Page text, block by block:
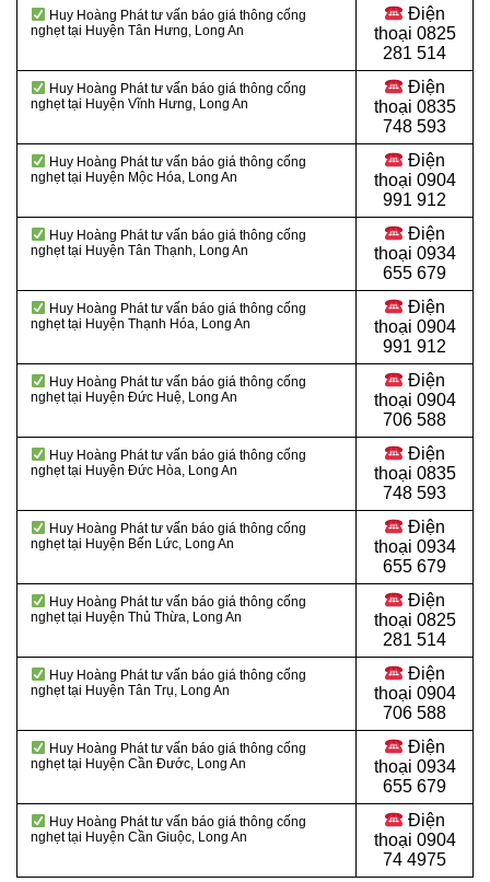
Huy Hoàng Phát tư vấn báo giá thông cống
nghẹt tại Huyện Tân Hưng, Long An
Điện
thoại 0825
281 514
Huy Hoàng Phát tư vấn báo giá thông cống
nghẹt tại Huyện Vĩnh Hưng, Long An
Điện
thoại 0835
748 593
Huy Hoàng Phát tư vấn báo giá thông cống
nghẹt tại Huyện Mộc Hóa, Long An
Điện
thoại 0904
991 912
Huy Hoàng Phát tư vấn báo giá thông cống
nghẹt tại Huyện Tân Thạnh, Long An
Điện
thoại 0934
655 679
Huy Hoàng Phát tư vấn báo giá thông cống
nghẹt tại Huyện Thạnh Hóa, Long An
Điện
thoại 0904
991 912
Huy Hoàng Phát tư vấn báo giá thông cống
nghẹt tại Huyện Đức Huệ, Long An
Điện
thoại 0904
706 588
Huy Hoàng Phát tư vấn báo giá thông cống
nghẹt tại Huyện Đức Hòa, Long An
Điện
thoại 0835
748 593
Huy Hoàng Phát tư vấn báo giá thông cống
nghẹt tại Huyện Bến Lức, Long An
Điện
thoại 0934
655 679
Huy Hoàng Phát tư vấn báo giá thông cống
nghẹt tại Huyện Thủ Thừa, Long An
Điện
thoại 0825
281 514
Huy Hoàng Phát tư vấn báo giá thông cống
nghẹt tại Huyện Tân Trụ, Long An
Điện
thoại 0904
706 588
Huy Hoàng Phát tư vấn báo giá thông cống
nghẹt tại Huyện Cần Đước, Long An
Điện
thoại 0934
655 679
Huy Hoàng Phát tư vấn báo giá thông cống
nghẹt tại Huyện Cần Giuộc, Long An
Điện
thoại 0904
74 4975